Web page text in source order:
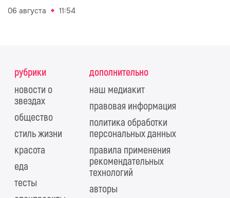
06 августа 11:54
рубрики
новости о
звездах
общество
стиль жизни
красота
еда
тесты
дополнительно
наш медиакит
правовая информация
политика обработки
персональных данных
правила применения
рекомендательных
технологий
авторы